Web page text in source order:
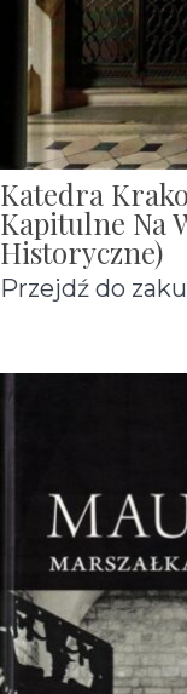
Katedra
Kapitulne Na
Historyczne)
Przejdź do